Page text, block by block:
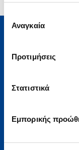
ενδιαφέρουν και
Επιλογή
συγκατάθεσης
Αναγκαία
Προτιμήσεις
Στατιστικά
Εμπορικής
Μάθετε
νέα βιβλία, τις
Επιθυμώ να